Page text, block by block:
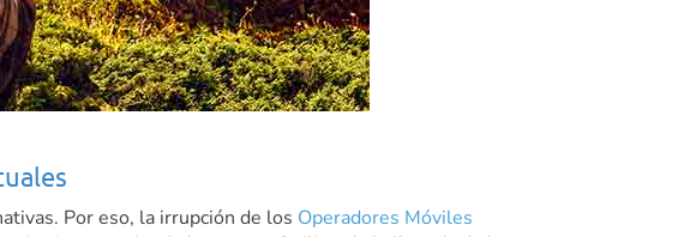
Por eso, la irrupción de los Operadores Móviles